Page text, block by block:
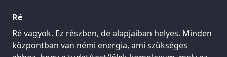
Ré
Ré vagyok. Ez részben, de alapjaiban helyes. Minden
központban van némi energia, ami szükséges